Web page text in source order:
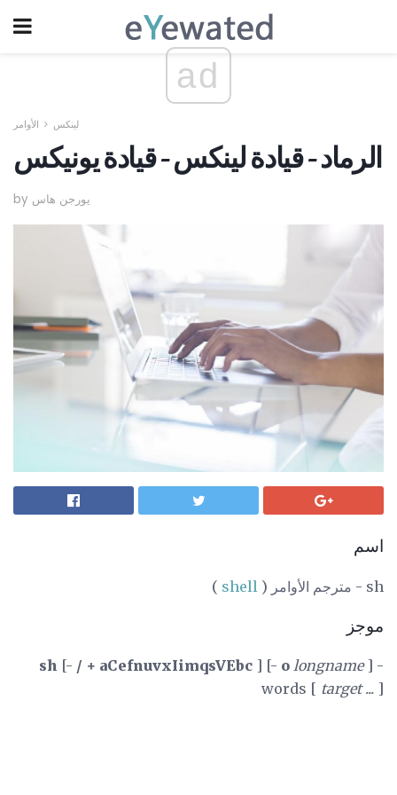
ad
لينكس الأوامر
الرماد - قيادة لينكس - قيادة يونيكس
by يورجن هاس
اسم
sh - مترجم الأوامر ( shell
)
موجز
sh [- / + aCefnuvxIimqsVEbc ] [- o longname] -
words [ target ... ]